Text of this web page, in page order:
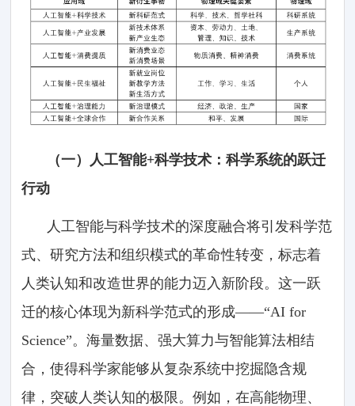
（一）人工智能+科学技术：科学系统的跃迁
行动
人工智能与科学技术的深度融合将引发科学范
式、研究方法和组织模式的革命性转变，标志着
人类认知和改造世界的能力迈入新阶段。这一跃
迁的核心体现为新科学范式的形成——“AI for
Science”。海量数据、强大算力与智能算法相结
合，使得科学家能够从复杂系统中挖掘隐含规
律，突破人类认知的极限。例如，在高能物理、